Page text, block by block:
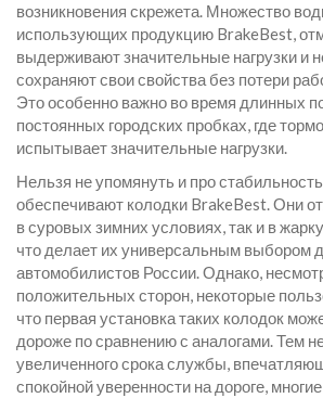
возникновения скрежета. Множество
использующих продукцию BrakeBest,
выдерживают значительные нагрузки и
сохраняют свои свойства без потери
Это особенно важно во время длинных
постоянных городских пробках, где
испытывает значительные нагрузки.
Нельзя не упомянуть и про
обеспечивают колодки BrakeBest. Они
в суровых зимних условиях, так и в
что делает их универсальным выбором
автомобилистов России. Однако,
положительных сторон, некоторые
что первая установка таких колодок
дороже по сравнению с аналогами. Тем
увеличенного срока службы,
спокойной уверенности на дороге,